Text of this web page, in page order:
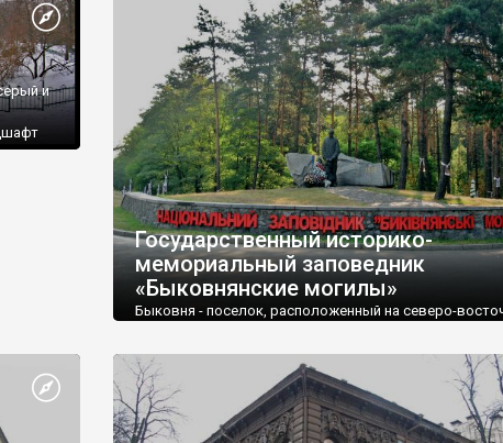
и
Государственный историко-
мемориальный заповедник
«Быковнянские могилы»
Быковня - поселок, расположенный на северо-
Бобринецкой, а также вдоль ул. Радистов.
названия не выяснено. Упоминался как хутор в
С 1923 года в пределах Киева.